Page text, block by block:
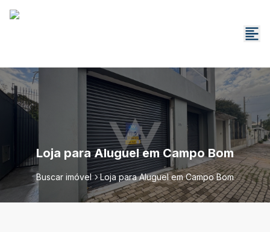
Loja para Aluguel em Campo Bom
Buscar imóvel Loja para Aluguel em Campo Bom